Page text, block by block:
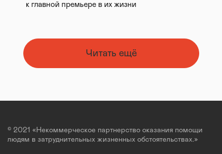
к главной премьере в их жизни
Читать ещё
© 2021 «Некоммерческое партнерство оказания помощи
людям в затруднительных жизненных обстоятельствах.»